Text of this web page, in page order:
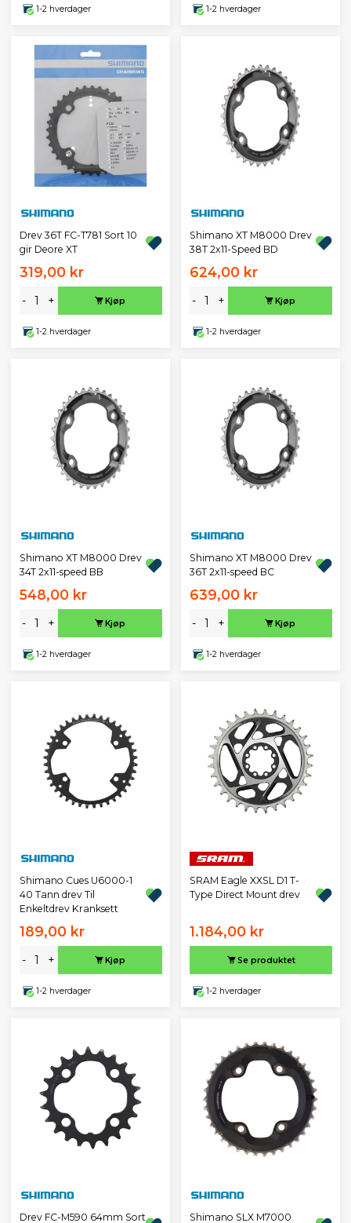
1-2 hverdager 1-2 hverdager
Drev 36T FC-T781 Sort 10
gir Deore XT
319,00 kr
- + Kjøp
1-2 hverdager
Shimano XT M8000 Drev
38T 2x11-Speed BD
624,00 kr
- + Kjøp
1-2 hverdager
Shimano XT M8000 Drev
34T 2x11-speed BB
548,00 kr
- + Kjøp
1-2 hverdager
Shimano XT M8000 Drev
36T 2x11-speed BC
639,00 kr
- + Kjøp
1-2 hverdager
Shimano Cues U6000-1
40 Tann drev Til
Enkeltdrev Kranksett
189,00 kr
- + Kjøp
1-2 hverdager
SRAM Eagle XXSL D1 T-
Type Direct Mount drev
1.184,00 kr
Se produktet
1-2 hverdager
Drev FC-M590 64mm Sort Shimano SLX M7000